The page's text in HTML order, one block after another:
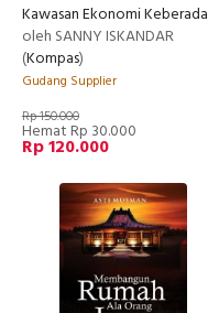
oleh SANNY ISKANDAR
(Kompas)
Gudang Supplier
Rp 150.000
Hemat Rp 30.000
Rp 120.000